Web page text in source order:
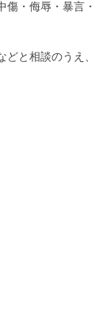
傷・侮辱・暴言・
と相談のうえ、